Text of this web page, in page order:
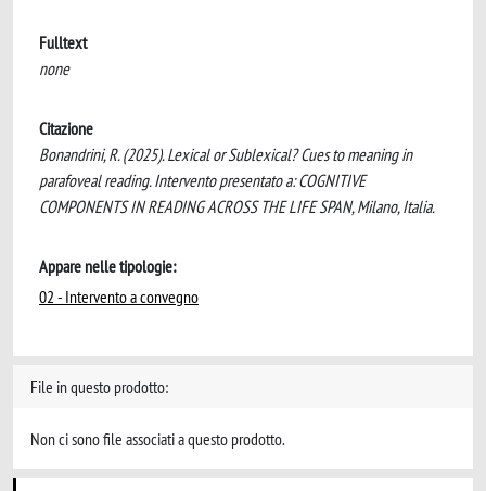
Fulltext
none
Citazione
Bonandrini, R. (2025). Lexical or Sublexical? Cues to meaning in
parafoveal reading. Intervento presentato a: COGNITIVE
COMPONENTS IN READING ACROSS THE LIFE SPAN, Milano, Italia.
Appare nelle tipologie:
02 - Intervento a convegno
File in questo prodotto:
Non ci sono file associati a questo prodotto.